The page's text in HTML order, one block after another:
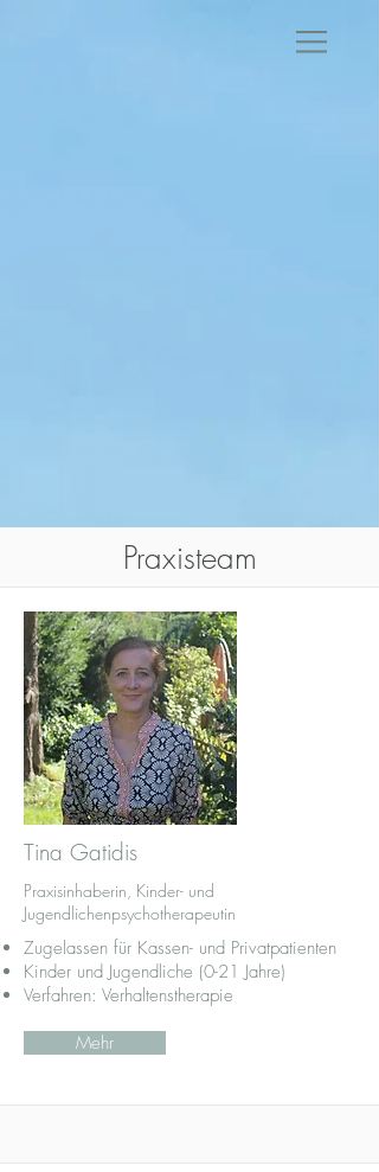
Praxisteam
Tina Gatidis
Praxisinhaberin, Kinder- und
Jugendlichenpsychotherapeutin
Zugelassen für Kassen- und Privatpatienten
Kinder und Jugendliche (0-21 Jahre)
Verfahren: Verhaltenstherapie
Mehr